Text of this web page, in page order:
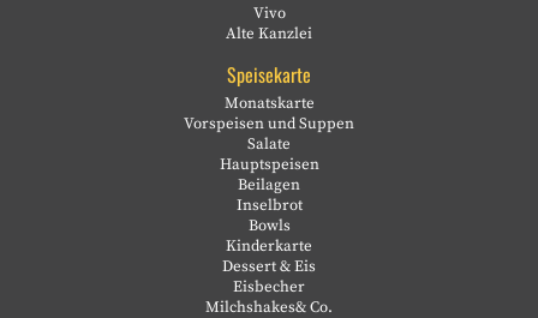
Vivo
Alte Kanzlei
Speisekarte
Monatskarte
Vorspeisen und Suppen
Salate
Hauptspeisen
Beilagen
Inselbrot
Bowls
Kinderkarte
Dessert & Eis
Eisbecher
Milchshakes& Co.